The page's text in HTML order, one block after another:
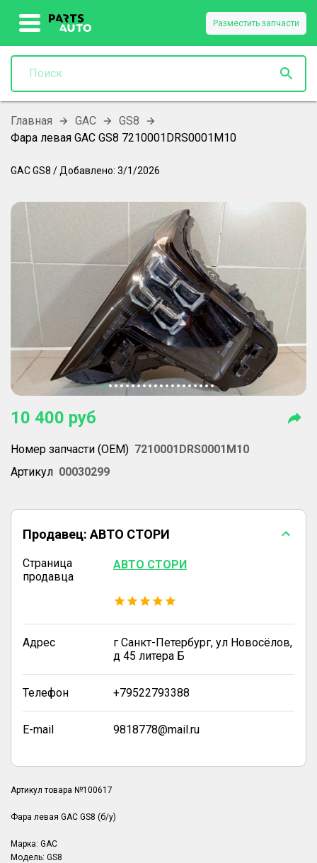
Разместить запчасти
Главная GAC
GS8
Фара левая GAC GS8 7210001DRS0001M10
GACGS8 / Добавлено: 3/1/2026
10 400 руб
Номер запчасти (OEM) 7210001DRS0001M10
Артикул 00030299
Продавец: АВТО СТОРИ
Страница
продавца
АВТО СТОРИ
Адрес
г Санкт-Петербург, ул Новосёлов,
д 45 литера Б
Телефон +79522793388
E-mail 9818778@mail.ru
Артикул товара №100617
Фара левая GAC GS8 (б/у)
Марка: GAC
Модель: GS8